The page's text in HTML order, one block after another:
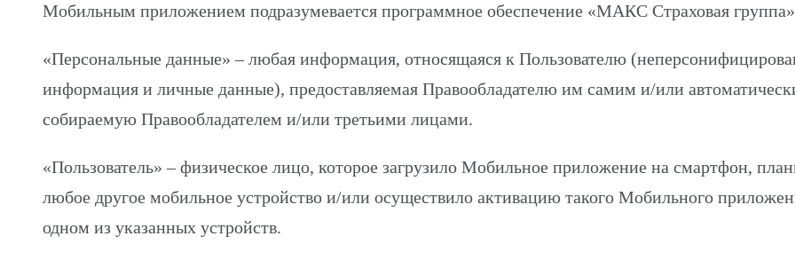
Мобильным приложением подразумевается программное обеспечение «МАКС Страховая
«Персональные данные» – любая информация, относящаяся к Пользователю
информация и личные данные), предоставляемая Правообладателю им самим и/или
собираемую Правообладателем и/или третьими лицами.
«Пользователь» – физическое лицо, которое загрузило Мобильное приложение на смартфон,
любое другое мобильное устройство и/или осуществило активацию такого Мобильного
одном из указанных устройств.